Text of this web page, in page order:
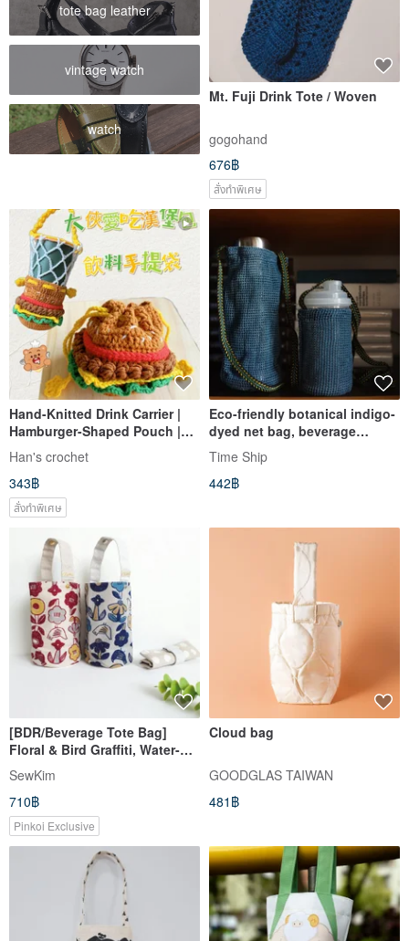
tote bag leather
vintage watch
watch
Mt. Fuji Drink Tote / Woven
gogohand
676฿
สั่งทำพิเศษ
Hand-Knitted Drink Carrier |
Hamburger-Shaped Pouch |
Eco-Bag | Tote Bag
Han's crochet
343฿
สั่งทำพิเศษ
Eco-friendly botanical indigo-
dyed net bag, beverage
carrier, water bottle and cup
bag, single-shoulder or cross-
body, with Sashiko
Time Ship
442฿
[BDR/Beverage Tote Bag]
Floral & Bird Graffiti, Water-
Repellent Lining, Japanese
Canvas, Snap Closure for
Storage
SewKim
710฿
Pinkoi Exclusive
Cloud bag
GOODGLAS TAIWAN
481฿